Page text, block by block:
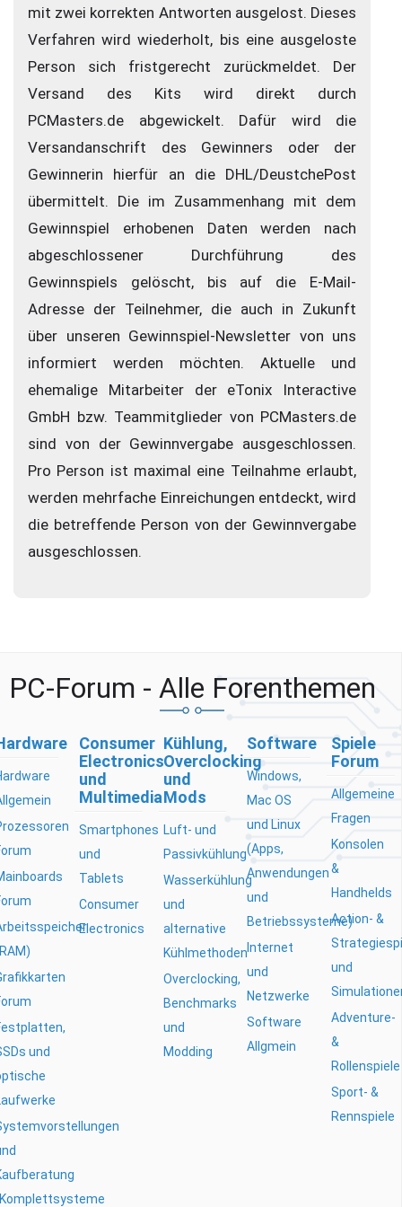
mit zwei korrekten Antworten ausgelost. Dieses
Verfahren wird wiederholt, bis eine ausgeloste
Person sich fristgerecht zurückmeldet. Der
Versand des Kits wird direkt durch
PCMasters.de abgewickelt. Dafür wird die
Versandanschrift des Gewinners oder der
Gewinnerin hierfür an die DHL/DeustchePost
übermittelt. Die im Zusammenhang mit dem
Gewinnspiel erhobenen Daten werden nach
abgeschlossener Durchführung des
Gewinnspiels gelöscht, bis auf die E-Mail-
Adresse der Teilnehmer, die auch in Zukunft
über unseren Gewinnspiel-Newsletter von uns
informiert werden möchten. Aktuelle und
ehemalige Mitarbeiter der eTonix Interactive
GmbH bzw. Teammitglieder von PCMasters.de
sind von der Gewinnvergabe ausgeschlossen.
Pro Person ist maximal eine Teilnahme erlaubt,
werden mehrfache Einreichungen entdeckt, wird
die betreffende Person von der Gewinnvergabe
ausgeschlossen.
PC-Forum - Alle Forenthemen
und
Consumer
Electronics
und
Multimedia
Smartphones
und
Tablets
Consumer
Electronics
Kühlung,
Overclocking
und
Mods
Luft- und
Passivkühlung
Wasserkühlung
und
alternative
Kühlmethoden
Overclocking,
Benchmarks
und
Modding
Software
Windows,
Mac OS
und Linux
(Apps,
Anwendungen
und
Betriebssysteme)
Internet
und
Netzwerke
Software
Allgmein
Spiele
Forum
Allgemeine
Fragen
Konsolen
&
Handhelds
Action- &
und
Adventure-
&
Rollenspiele
Sport- &
Rennspiele